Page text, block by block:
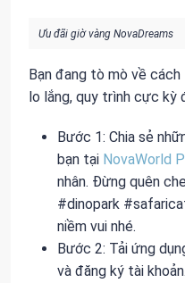
Ưu đãi giờ vàng NovaDreams
Bạn đang tò mò về
lo lắng, quy trình cực kỳ
Bước 1: Chia sẻ
bạn tại NovaWorld
nhân. Đừng quên
#dinopark
niềm vui nhé.
Bước 2: Tải ứng
và đăng ký tài